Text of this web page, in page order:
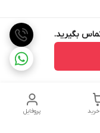
بگیرید.
پروفایل